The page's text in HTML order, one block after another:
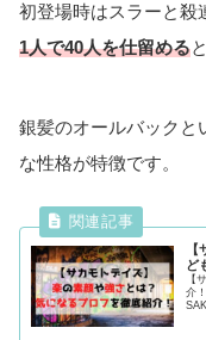
初登場時はスラーと殺
1人で40人を仕留める
銀髪のオールバックと
な性格が特徴です。
ど
【
介